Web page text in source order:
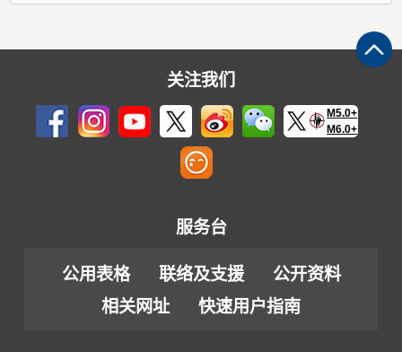
关注我们
M5.0+
M6.0+
服务台
公用表格 联络及支援
公开资料
相关网址
快速用户指南